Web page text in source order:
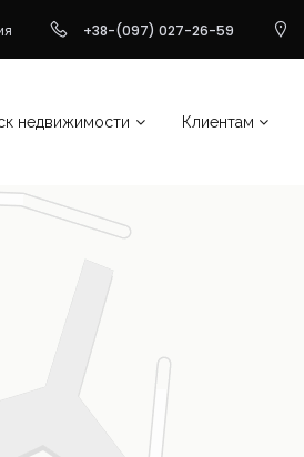
+38-(097) 027-26-59
недвижимости Клиентам